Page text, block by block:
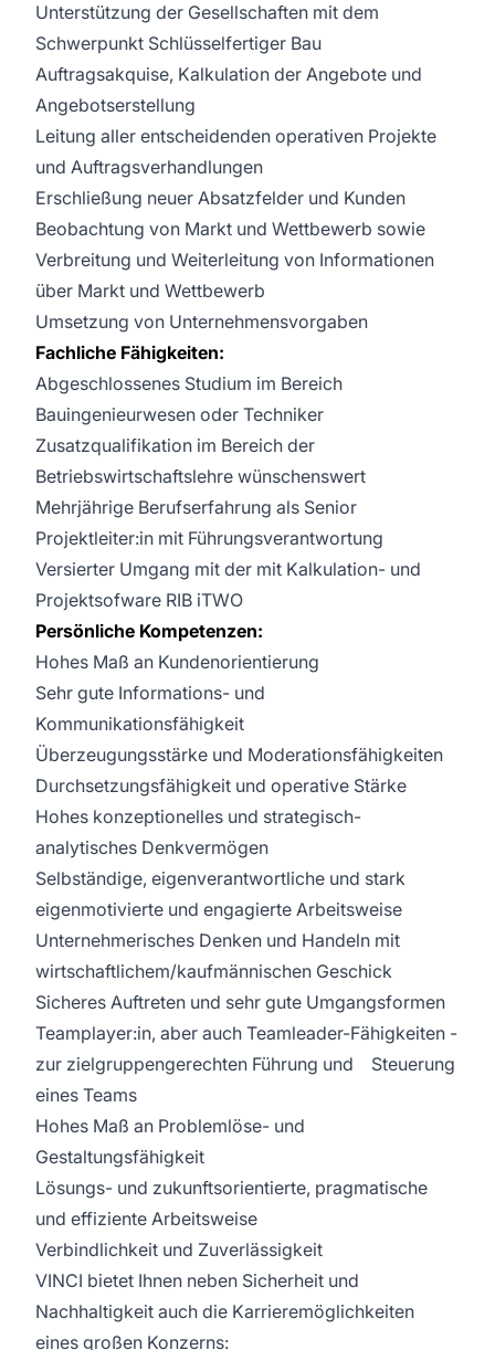
Unterstützung der Gesellschaften mit dem
Schwerpunkt Schlüsselfertiger Bau
Auftragsakquise, Kalkulation der Angebote und
Angebotserstellung
Leitung aller entscheidenden operativen Projekte
und Auftragsverhandlungen
Erschließung neuer Absatzfelder und Kunden
Beobachtung von Markt und Wettbewerb sowie
Verbreitung und Weiterleitung von Informationen
über Markt und Wettbewerb
Umsetzung von Unternehmensvorgaben
Fachliche Fähigkeiten:
Abgeschlossenes Studium im Bereich
Bauingenieurwesen oder Techniker
Zusatzqualifikation im Bereich der
Betriebswirtschaftslehre wünschenswert
Mehrjährige Berufserfahrung als Senior
Projektleiter:in mit Führungsverantwortung
Versierter Umgang mit der mit Kalkulation- und
Projektsofware RIB iTWO
Persönliche Kompetenzen:
Hohes Maß an Kundenorientierung
Sehr gute Informations- und
Kommunikationsfähigkeit
Überzeugungsstärke und Moderationsfähigkeiten
Durchsetzungsfähigkeit und operative Stärke
Hohes konzeptionelles und strategisch-
analytisches Denkvermögen
Selbständige, eigenverantwortliche und stark
eigenmotivierte und engagierte Arbeitsweise
Unternehmerisches Denken und Handeln mit
wirtschaftlichem/kaufmännischen Geschick
Sicheres Auftreten und sehr gute Umgangsformen
Teamplayer:in, aber auch Teamleader-Fähigkeiten -
zur zielgruppengerechten Führung und Steuerung
eines Teams
Hohes Maß an Problemlöse- und
Gestaltungsfähigkeit
Lösungs- und zukunftsorientierte, pragmatische
und effiziente Arbeitsweise
Verbindlichkeit und Zuverlässigkeit
VINCI bietet Ihnen neben Sicherheit und
Nachhaltigkeit auch die Karrieremöglichkeiten
eines großen Konzerns: